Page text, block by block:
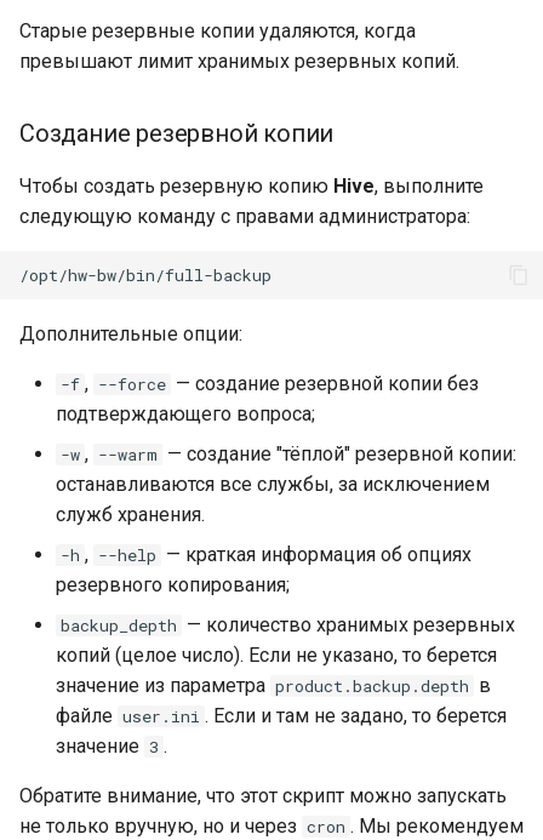
Старые резервные копии удаляются, когда
превышают лимит хранимых резервных копий.
Создание резервной копии
Чтобы создать резервную копию Hive, выполните
следующую команду с правами администратора:
Дополнительные опции:
-f , --force — создание резервной копии без
подтверждающего вопроса;
-w , --warm — создание "тёплой" резервной копии:
останавливаются все службы, за исключением
служб хранения.
-h , --help — краткая информация об опциях
резервного копирования;
backup_depth — количество хранимых резервных
копий (целое число). Если не указано, то берется
значение из параметра product.backup.depth в
файле user.ini . Если и там не задано, то берется
значение 3 .
Обратите внимание, что этот скрипт можно запускать
не только вручную, но и через cron . Мы рекомендуем